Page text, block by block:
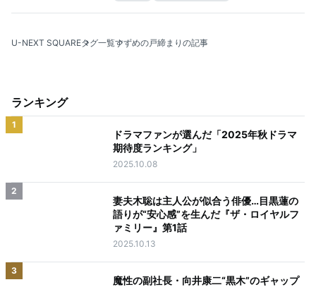
U-NEXT SQUAREタグ一覧すずめの戸締まりの記事
ランキング
1
ドラマファンが選んだ「2025年秋ドラマ
期待度ランキング」
2025.10.08
2
妻夫木聡は主人公が似合う俳優…目黒蓮の
語りが“安心感”を生んだ『ザ・ロイヤルフ
ァミリー』第1話
2025.10.13
3
魔性の副社長・向井康二“黒木”のギャップ